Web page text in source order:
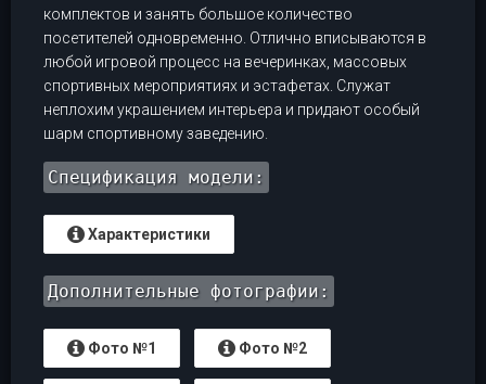
комплектов и занять большое количество
посетителей одновременно. Отлично вписываются в
любой игровой процесс на вечеринках, массовых
спортивных мероприятиях и эстафетах. Служат
неплохим украшением интерьера и придают особый
шарм спортивному заведению.
Спецификация модели:
Характеристики
Дополнительные фотографии:
Фото №1 Фото №2